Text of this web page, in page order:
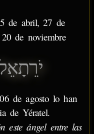
de abril, 27 de
de noviembre
de agosto lo han
de Yératel.
este ángel entre las